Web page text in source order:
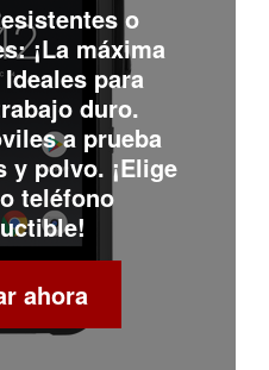
o
: ¡La máxima
para
duro.
a prueba
y polvo. ¡Elige
teléfono
ahora